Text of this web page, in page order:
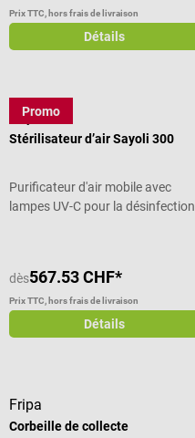
Prix TTC, hors frais de livraison
Détails
Promo
Sayoli
Stérilisateur d’air Sayoli 300
Purificateur d'air mobile avec
lampes UV-C pour la désinfection
dès567.53 CHF*
Prix TTC, hors frais de livraison
Détails
Fripa
Corbeille de collecte